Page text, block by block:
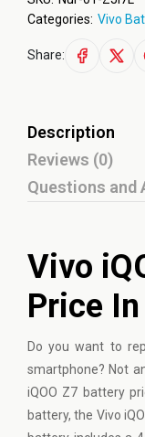
Categories: Vivo
Share:
Description
Reviews (0)
Questions and
Vivo
Price
Do you want to
smartphone? Not
iQOO Z7 battery
battery, the Vivo